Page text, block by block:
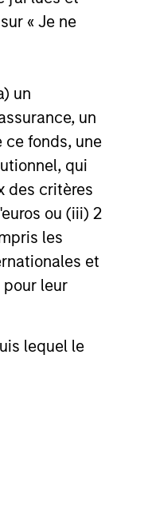
« Je ne
un
un
fonds, une
qui
des critères
ou (iii) 2
les
et
pour leur
lequel le